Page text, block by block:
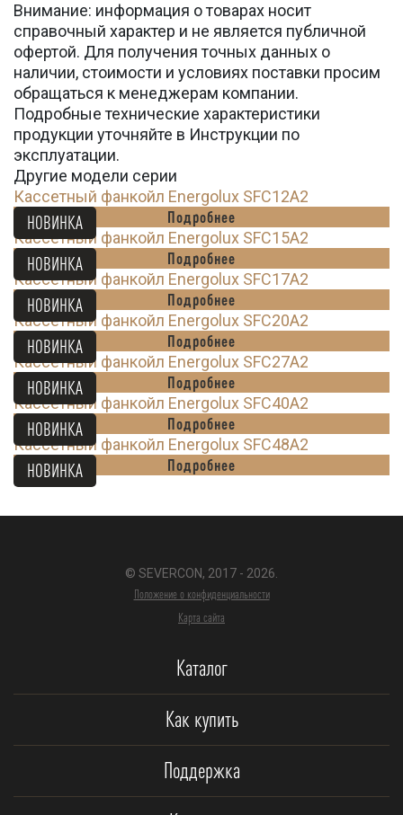
Внимание: информация о товарах носит
справочный характер и не является публичной
офертой. Для получения точных данных о
наличии, стоимости и условиях поставки просим
обращаться к менеджерам компании.
Подробные технические характеристики
продукции уточняйте в Инструкции по
эксплуатации.
Другие модели серии
Кассетный фанкойл Energolux SFC12A2
НОВИНКА Подробнее
Кассетный фанкойл Energolux SFC15A2
НОВИНКА Подробнее
Кассетный фанкойл Energolux SFC17A2
НОВИНКА Подробнее
Кассетный фанкойл Energolux SFC20A2
НОВИНКА Подробнее
Кассетный фанкойл Energolux SFC27A2
НОВИНКА Подробнее
Кассетный фанкойл Energolux SFC40A2
НОВИНКА Подробнее
Кассетный фанкойл Energolux SFC48A2
НОВИНКА Подробнее
© SEVERCON, 2017 - 2026.
Положение о конфиденциальности
Карта сайта
Каталог
Как купить
Поддержка